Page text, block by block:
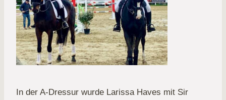
In der A-Dressur wurde Larissa Haves mit Sir